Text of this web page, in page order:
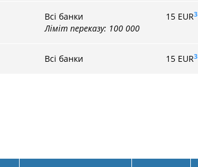
Всі банки
Ліміт переказу: 100 000
15 EUR3
Всі банки 15 EUR3